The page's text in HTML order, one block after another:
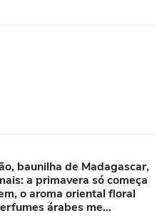
baunilha de Madagascar,
a primavera só começa
o aroma oriental floral
árabes me